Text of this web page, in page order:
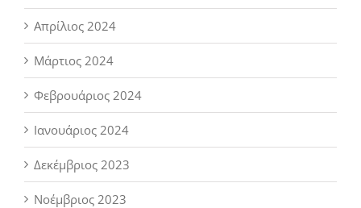
Απρίλιος 2024
Μάρτιος 2024
Φεβρουάριος 2024
Ιανουάριος 2024
Δεκέμβριος 2023
Νοέμβριος 2023